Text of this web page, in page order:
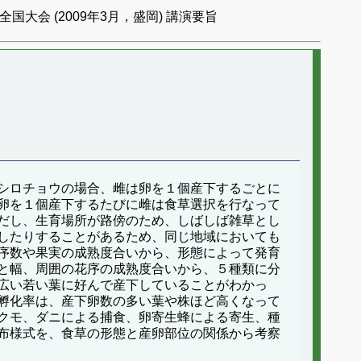
国大会 (2009年3月，盛岡) 講演要旨
チョウの場合、雌は卵を１個産下するごとに
を１個産下するたびに雌は食草選択を行なって
し、生育場所が路傍のため、しばしば雑草とし
りすることがあるため、同じ地域においても
数や果実の成熟度合いから、形態によって発育
幅、周囲の花序の成熟度合いから、５種類に分
い若い葉に好んで産下していることがわかっ
化率は、産下卵数の多い葉や株ほど高くなって
モ、ダニによる捕食、卵寄生蜂による寄生、種
様式を、食草の形態と産卵部位の関係から考察